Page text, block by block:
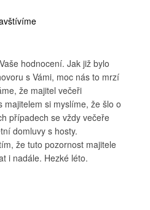
hodnocení. Jak již bylo
s Vámi, moc nás to mrzí
že majitel večeři
majitelem si myslíme, že šlo o
případech se vždy večeře
domluvy s hosty.
že tuto pozornost majitele
i nadále. Hezké léto.